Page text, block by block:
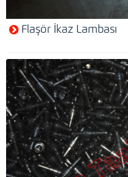
Flaşör İkaz Lambası